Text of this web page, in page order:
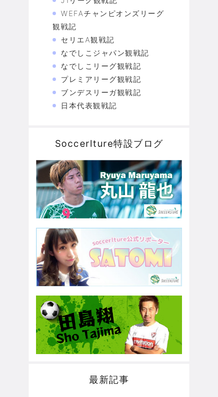
WEFAチャンピオンズリーグ
観戦記
セリエA観戦記
なでしこジャパン観戦記
なでしこリーグ観戦記
プレミアリーグ観戦記
ブンデスリーガ観戦記
日本代表観戦記
Soccerlture特設ブログ
最新記事